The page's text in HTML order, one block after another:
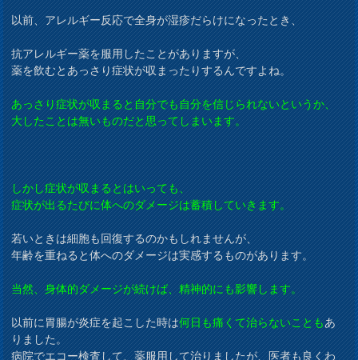
以前、アレルギー反応で全身が湿疹だらけになったとき、
抗アレルギー薬を服用したことがありますが、
薬を飲むとあっさり症状が収まったりするんですよね。
あっさり症状が収まると自分でも自分を信じられないというか、
大したことは無いものだと思ってしまいます。
しかし症状が収まるとはいっても、
症状が出るたびに体へのダメージは蓄積していきます。
若いときは細胞も回復するのかもしれませんが、
年齢を重ねると体へのダメージは実感するものがあります。
当然、身体的ダメージが続けば、精神的にも影響します。
以前に胃腸が炎症を起こした時は何日も痛くて治らないこともあ
りました。
病院でエコー検査して、薬服用して治りましたが、医者も良くわ